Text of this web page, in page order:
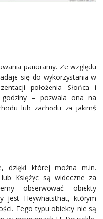
panoramy. Ze względu
się do wykorzystania w
położenia Słońca i
– pozwala ona na
lub zachodu za jakimś
dzięki której można m.in.
Księżyc są widoczne za
obserwować obiekty
jest Heywhatsthat, którym
Tego typu obiekty nie są